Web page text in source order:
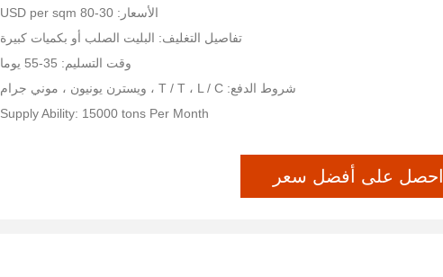
الأسعار: 30-80 USD per sqm
تفاصيل التغليف: البليت الصلب أو بكميات كبيرة
وقت التسليم: 35-55 يوما
شروط الدفع: T / T ، L / C ، ويسترن يونيون ، موني جرام
Supply Ability: 15000 tons Per Month
احصل على أفضل سعر